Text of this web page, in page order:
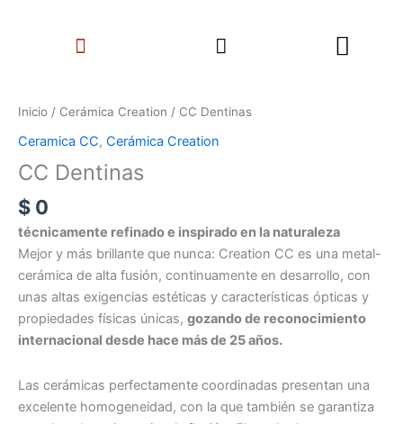
Menu Search
Inicio / Cerámica Creation / CC Dentinas
Ceramica CC, Cerámica Creation
CC Dentinas
$ 0
técnicamente refinado e inspirado en la naturaleza
Mejor y más brillante que nunca: Creation CC es una metal-
cerámica de alta fusión, continuamente en desarrollo, con
unas altas exigencias estéticas y características ópticas y
propiedades físicas únicas, gozando de reconocimiento
internacional desde hace más de 25 años.
Las cerámicas perfectamente coordinadas presentan una
excelente homogeneidad, con la que también se garantiza
Dentinas